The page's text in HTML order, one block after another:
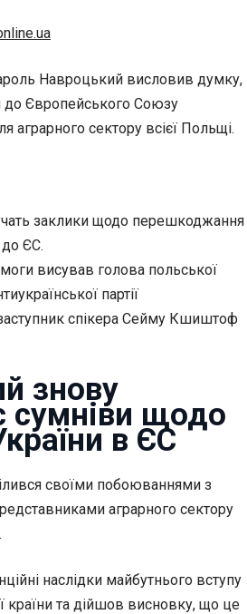
Навроцький висловив думку,
до Європейського Союзу
аграрного сектору всієї Польщі.
заклики щодо перешкоджання
до ЄС.
висував голова польської
партії
спікера Сейму Кшиштоф
знову
сумніви щодо
в ЄС
своїми побоюваннями з
аграрного сектору
наслідки майбутнього вступу
країни та дійшов висновку, що це